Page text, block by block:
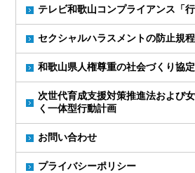
テレビ和歌山コンプライアンス「行
セクシャルハラスメントの防止規程
和歌山県人権尊重の社会づくり協定
次世代育成支援対策推進法および
く一体型行動計画
お問い合わせ
プライバシーポリシー